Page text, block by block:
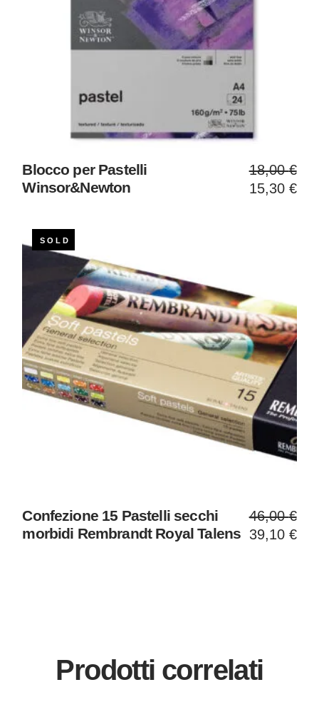
Blocco per Pastelli
Winsor&Newton
18,00€
Il
prezzo
15,30 €
Il
prezzo
attuale
SOLD
Confezione 15 Pastelli secchi
morbidi Rembrandt Royal Talens
46,00€
Il
prezzo
39,10 €
Il
prezzo
attuale
Prodotti correlati